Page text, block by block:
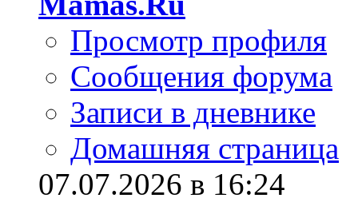
Просмотр профиля
Сообщения форума
Записи в дневнике
Домашняя страница
07.07.2026 в 16:24